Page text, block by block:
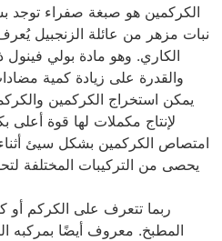
الكركمين هو صبغة صفراء
نبات مزهر من عائلة الزنجبيل
الكاري. وهو مادة بولي
والقدرة على زيادة كمية
يمكن استخراج الكركمين
لإنتاج مكملات لها قوة أعلى
امتصاص الكركمين بشكل سيئ
يحصى من التركيبات المختلفة
ربما تتعرف على الكركم أو
المطبخ. معروف أيضًا بمركبه